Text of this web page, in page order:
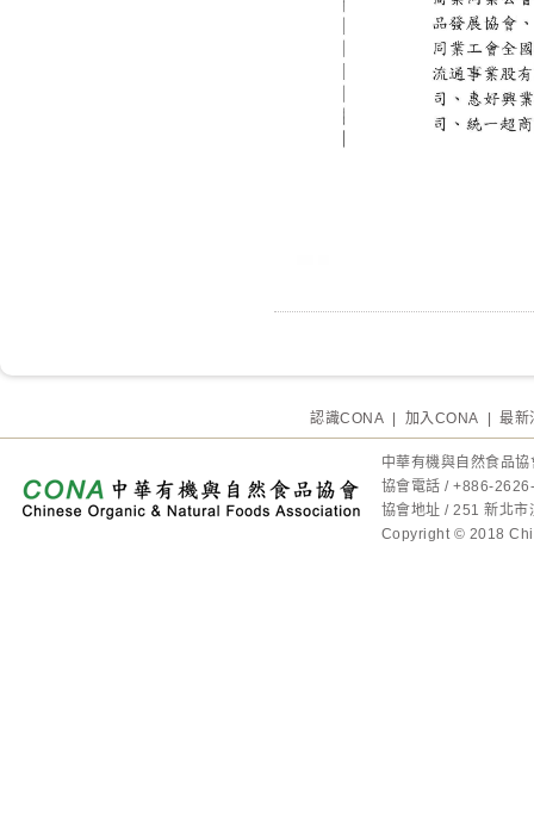
認識CONA 加入CONA |最新
中華有機與自然
協會電話 /
協會地址 / 251 新北
Copyright © 2018